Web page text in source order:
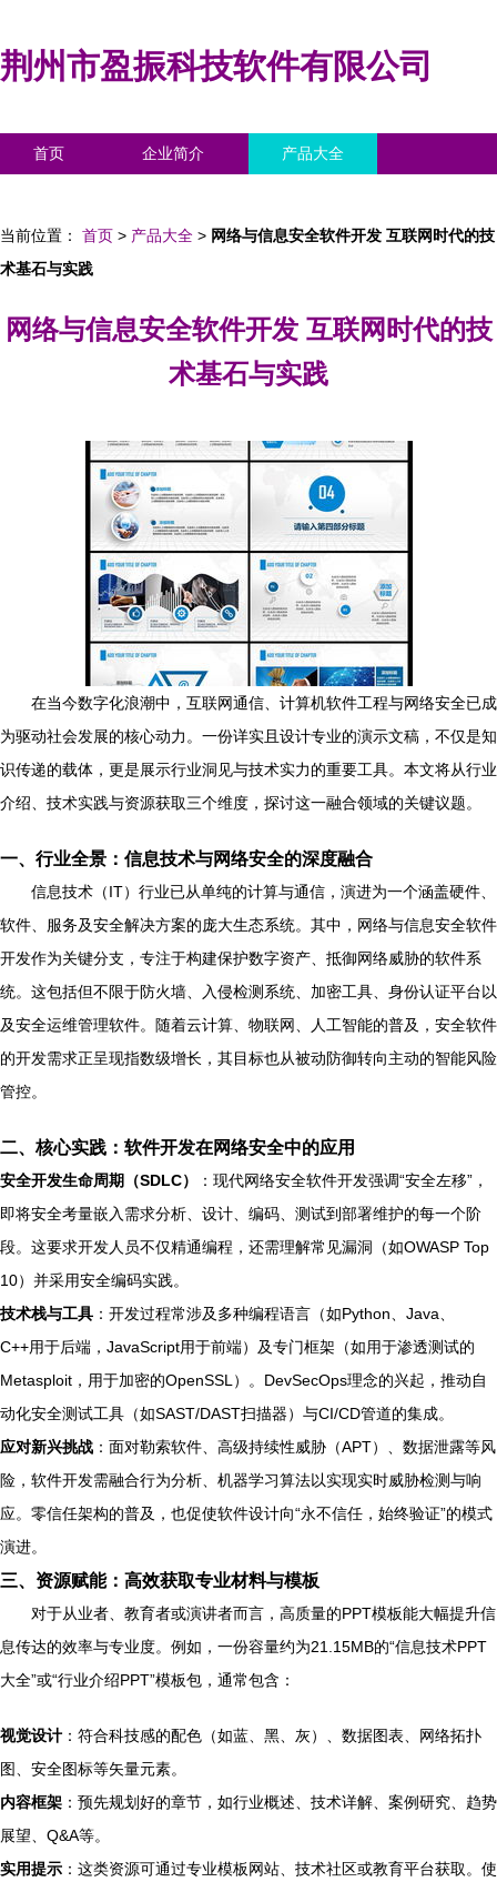
荆州市盈振科技软件有限公司
首页 企业简介 产品大全
当前位置： 首页 > 产品大全 > 网络与信息安全软件开发 互联网时代的技
术基石与实践
网络与信息安全软件开发 互联网时代的技
术基石与实践
在当今数字化浪潮中，互联网通信、计算机软件工程与网络安全已成
为驱动社会发展的核心动力。一份详实且设计专业的演示文稿，不仅是知
识传递的载体，更是展示行业洞见与技术实力的重要工具。本文将从行业
介绍、技术实践与资源获取三个维度，探讨这一融合领域的关键议题。
一、行业全景：信息技术与网络安全的深度融合
信息技术（IT）行业已从单纯的计算与通信，演进为一个涵盖硬件、
软件、服务及安全解决方案的庞大生态系统。其中，网络与信息安全软件
开发作为关键分支，专注于构建保护数字资产、抵御网络威胁的软件系
统。这包括但不限于防火墙、入侵检测系统、加密工具、身份认证平台以
及安全运维管理软件。随着云计算、物联网、人工智能的普及，安全软件
的开发需求正呈现指数级增长，其目标也从被动防御转向主动的智能风险
管控。
二、核心实践：软件开发在网络安全中的应用
安全开发生命周期（SDLC）
：现代网络安全软件开发强调“安全左移”，
即将安全考量嵌入需求分析、设计、编码、测试到部署维护的每一个阶
段。这要求开发人员不仅精通编程，还需理解常见漏洞（如OWASP Top
10）并采用安全编码实践。
技术栈与工具 ：开发过程常涉及多种编程语言（如Python、Java、
C++用于后端，JavaScript用于前端）及专门框架（如用于渗透测试的
Metasploit，用于加密的OpenSSL）。DevSecOps理念的兴起，推动自
动化安全测试工具（如SAST/DAST扫描器）与CI/CD管道的集成。
应对新兴挑战 ：面对勒索软件、高级持续性威胁（APT）、数据泄露等风
险，软件开发需融合行为分析、机器学习算法以实现实时威胁检测与响
应。零信任架构的普及，也促使软件设计向“永不信任，始终验证”的模式
演进。
三、资源赋能：高效获取专业材料与模板
对于从业者、教育者或演讲者而言，高质量的PPT模板能大幅提升信
息传达的效率与专业度。例如，一份容量约为21.15MB的“信息技术PPT
大全”或“行业介绍PPT”模板包，通常包含：
视觉设计 ：符合科技感的配色（如蓝、黑、灰）、数据图表、网络拓扑
图、安全图标等矢量元素。
内容框架 ：预先规划好的章节，如行业概述、技术详解、案例研究、趋势
展望、Q&A等。
实用提示 ：这类资源可通过专业模板网站、技术社区或教育平台获取。使